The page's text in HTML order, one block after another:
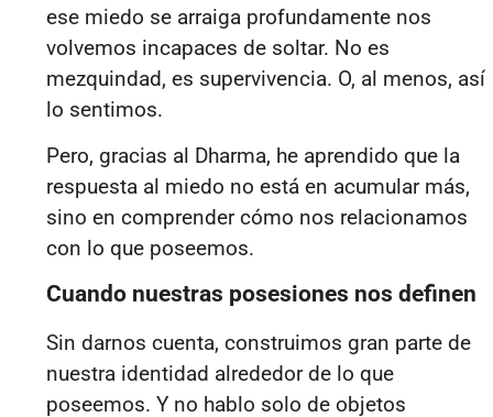
ese miedo se arraiga profundamente nos
volvemos incapaces de soltar. No es
mezquindad, es supervivencia. O, al menos, así
lo sentimos.
Pero, gracias al Dharma, he aprendido que la
respuesta al miedo no está en acumular más,
sino en comprender cómo nos relacionamos
con lo que poseemos.
Cuando nuestras posesiones nos definen
Sin darnos cuenta, construimos gran parte de
nuestra identidad alrededor de lo que
poseemos. Y no hablo solo de objetos